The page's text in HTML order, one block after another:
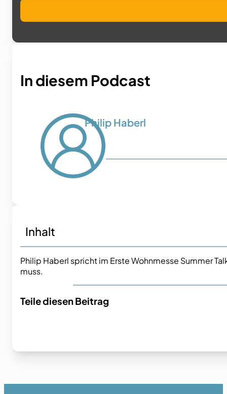
In diesem Podcast
Philip Haberl
Inhalt
Philip Haberl spricht im Erste Wohnmesse Summer
muss.
Teile diesen Beitrag